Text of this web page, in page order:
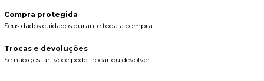
Compra protegida
Seus dados cuidados durante toda a compra.
Trocas e devoluções
Se não gostar, você pode trocar ou devolver.